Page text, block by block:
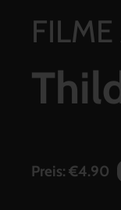
Preis: €4.90